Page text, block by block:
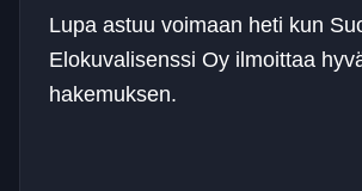
Lupa astuu voimaan heti kun
Elokuvalisenssi Oy ilmoittaa
hakemuksen.